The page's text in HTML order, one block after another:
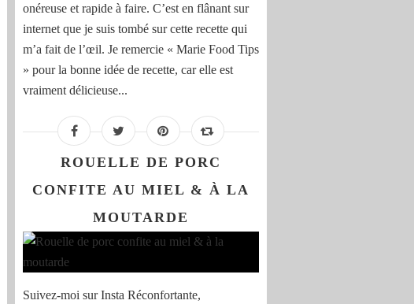
onéreuse et rapide à faire. C’est en flânant sur
internet que je suis tombé sur cette recette qui
m’a fait de l’œil. Je remercie « Marie Food Tips
» pour la bonne idée de recette, car elle est
vraiment délicieuse...
ROUELLE DE PORC
CONFITE AU MIEL & À LA
MOUTARDE
Suivez-moi sur Insta Réconfortante,